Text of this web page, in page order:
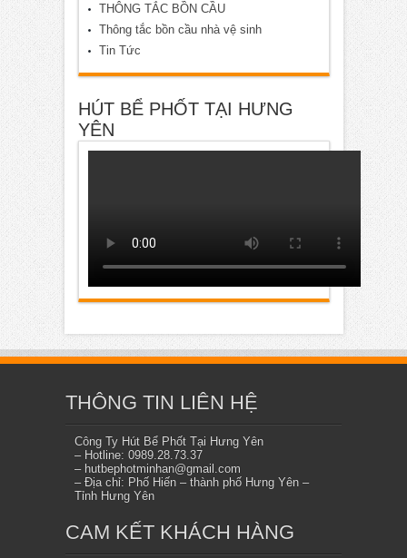
THÔNG TẮC BỒN CẦU
Thông tắc bồn cầu nhà vệ sinh
Tin Tức
HÚT BỂ PHỐT TẠI HƯNG
YÊN
THÔNG TIN LIÊN HỆ
Công Ty Hút Bể Phốt Tại Hưng Yên
– Hotline: 0989.28.73.37
– hutbephotminhan@gmail.com
– Địa chỉ: Phố Hiến – thành phố Hưng Yên –
Tỉnh Hưng Yên
CAM KẾT KHÁCH HÀNG